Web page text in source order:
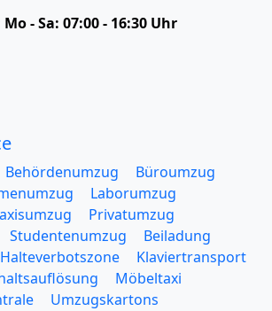
Mo - Sa: 07:00 - 16:30 Uhr
Behördenumzug
Büroumzug
Laborumzug
Privatumzug
Studentenumzug
Beiladung
Halteverbotszone
Klaviertransport
Möbeltaxi
Umzugskartons